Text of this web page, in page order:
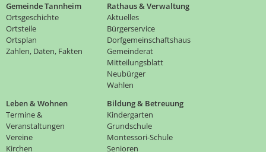
Gemeinde Tannheim
Ortsgeschichte
Ortsteile
Ortsplan
Zahlen, Daten, Fakten
Rathaus & Verwaltung
Aktuelles
Bürgerservice
Dorfgemeinschaftshaus
Gemeinderat
Mitteilungsblatt
Neubürger
Wahlen
Leben & Wohnen
Termine &
Veranstaltungen
Vereine
Kirchen
Bildung & Betreuung
Kindergarten
Grundschule
Montessori-Schule
Senioren